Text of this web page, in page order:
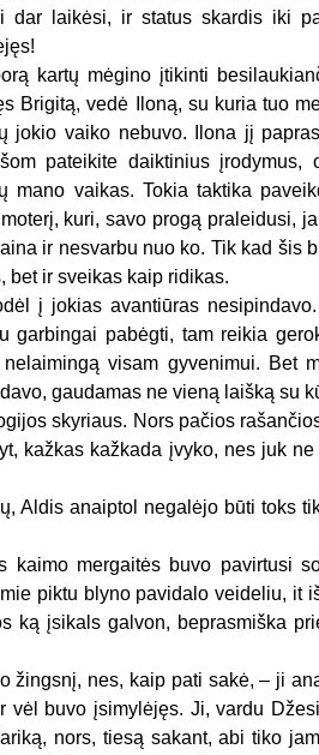
dar laikėsi, ir status skardis iki
kartų mėgino įtikinti
Brigitą, vedė Iloną, su kuria tuo
jokio vaiko nebuvo. Ilona jį
pateikite daiktinius
mano vaikas. Tokia taktika
kuri, savo progą praleidusi,
ir nesvarbu nuo ko. Tik kad šis
bet ir sveikas kaip ridikas.
į jokias avantiūras
garbingai pabėgti, tam reikia
visam gyvenimui. Bet
gaudamas ne vieną laišką su
skyriaus. Nors pačios
kažkas kažkada įvyko, nes juk
Aldis anaiptol negalėjo būti toks
mergaitės buvo pavirtusi
piktu blyno pavidalo veideliu, it
ką įsikals galvon, beprasmiška
žingsnį, nes, kaip pati sakė, – ji
vėl buvo įsimylėjęs. Ji, vardu
nors, tiesą sakant, abi tiko